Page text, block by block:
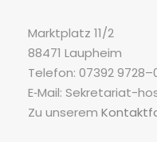
Markt­platz 11/2
88471 Laupheim
Tele­fon: 07392
E‑Mail: Sekretariat-
Zu unse­rem